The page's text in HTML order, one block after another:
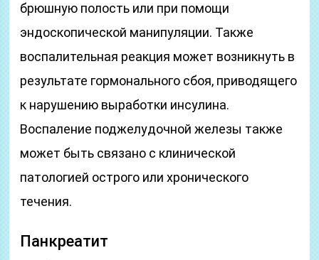
брюшную полость или при помощи
эндоскопической манипуляции. Также
воспалительная реакция может возникнуть в
результате гормонального сбоя, приводящего
к нарушению выработки инсулина.
Воспаление поджелудочной железы также
может быть связано с клинической
патологией острого или хронического
течения.
Панкреатит